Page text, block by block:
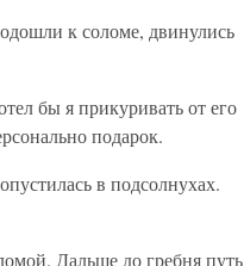
к соломе, двинулись
бы я прикуривать от его
подарок.
в подсолнухах.
Дальше до гребня путь